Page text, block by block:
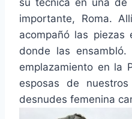
su técnica en una
importante, Roma.
acompañó las piezas
donde las
emplazamiento en la
esposas de
desnudes femenina